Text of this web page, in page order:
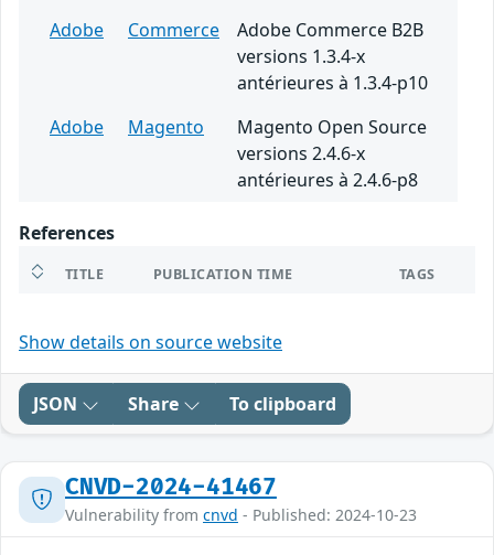
Adobe
Commerce
Adobe Commerce B2B
versions 1.3.4-x
antérieures à 1.3.4-p10
Adobe
Magento
Magento Open Source
versions 2.4.6-x
antérieures à 2.4.6-p8
References
TITLE PUBLICATION TIME TAGS
Show details on source website
JSON Share To clipboard
CNVD-2024-41467
Vulnerability from cnvd - Published: 2024-10-23